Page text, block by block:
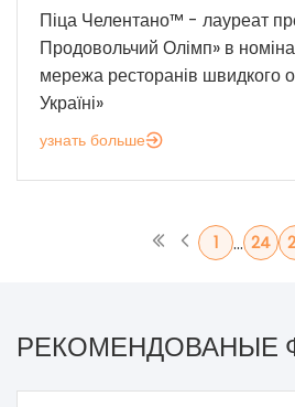
Піца Челентано™ - лауреат
Продовольчий Олімп» в
мережа ресторанів швидкого
Україні»
узнать больше
1 ... 24
РЕКОМЕНДОВАНЫЕ